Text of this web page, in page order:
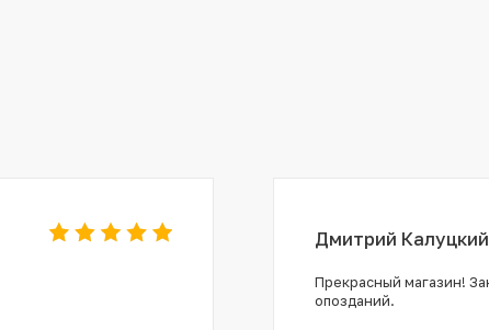
Дмитрий Калуцкий
Прекрасный магазин!
опозданий.